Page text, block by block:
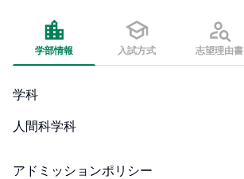
学部情報 入試方式 志望理由書
学科
人間科学科
アドミッションポリシー